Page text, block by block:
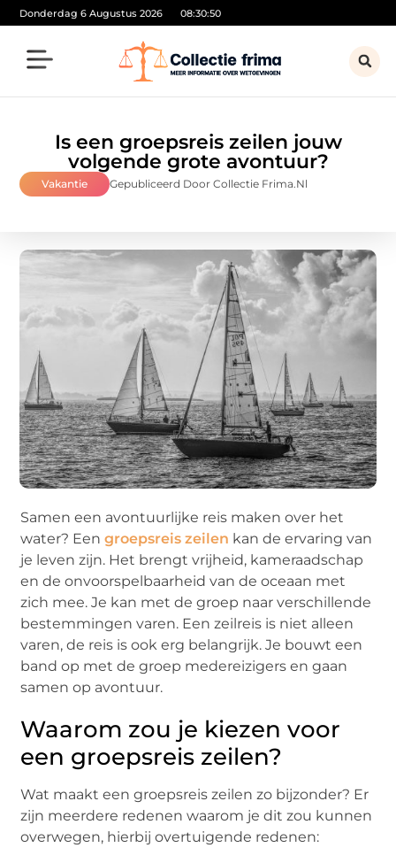
Donderdag 6 Augustus 2026 08:30:51
Is een groepsreis zeilen jouw
volgende grote avontuur?
Vakantie Gepubliceerd Door Collectie Frima.nl
Samen een avontuurlijke reis maken over het
water? Eengroepsreis zeilen kan de ervaring van
je leven zijn. Het brengt vrijheid, kameraadschap
en de onvoorspelbaarheid van de oceaan met
zich mee. Je kan met de groep naar verschillende
bestemmingen varen. Een zeilreis is niet alleen
varen, de reis is ook erg belangrijk. Je bouwt een
band op met de groep medereizigers en gaan
samen op avontuur.
Waarom zou je kiezen voor
een groepsreis zeilen?
Wat maakt een groepsreis zeilen zo bijzonder? Er
zijn meerdere redenen waarom je dit zou kunnen
overwegen, hierbij overtuigende redenen: